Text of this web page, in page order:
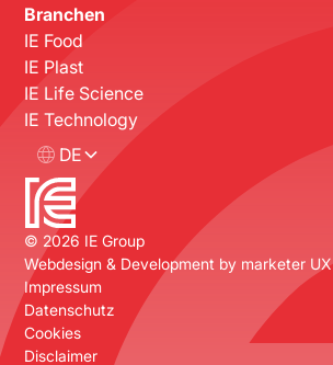
Branchen
IE Food
IE Plast
IE Life Science
IE Technology
DE
© 2026 IE Group
Webdesign & Development by marketer UX
Impressum
Datenschutz
Cookies
Disclaimer